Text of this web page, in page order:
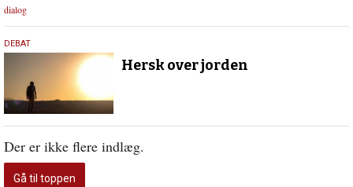
dialog
12.
september
2024
DEBAT
Hersk over jorden
Der er ikke flere indlæg.
Gå til toppen